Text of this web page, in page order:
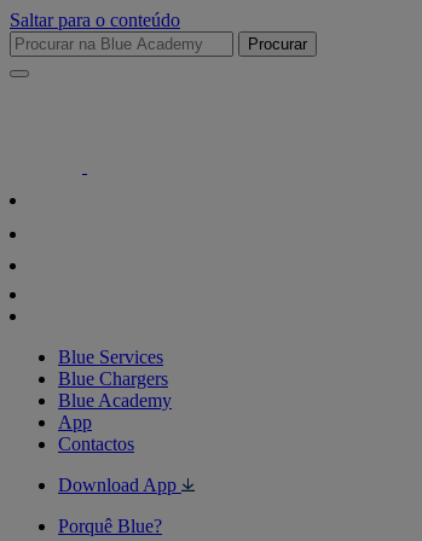
Saltar para o conteúdo
Procurar
Blue Services
Blue Chargers
Blue Academy
App
Contactos
Download App
Porquê Blue?